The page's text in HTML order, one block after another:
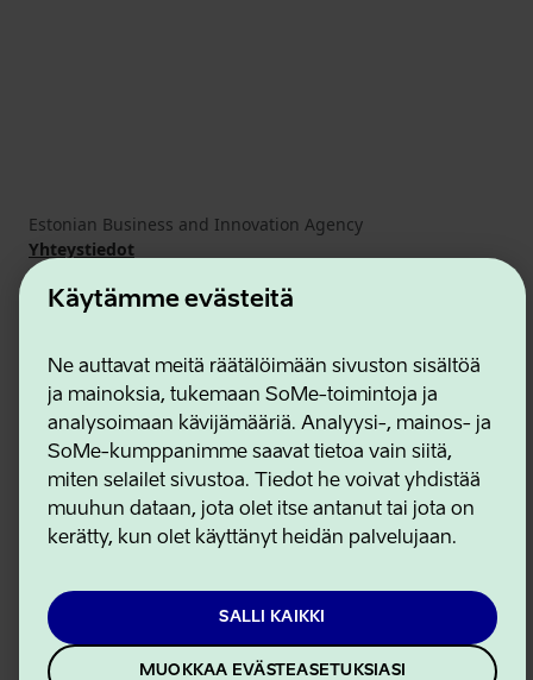
Käytämme evästeitä
Ne auttavat meitä räätälöimään sivuston sisältöä
ja mainoksia, tukemaan SoMe-toimintoja ja
analysoimaan kävijämääriä. Analyysi-, mainos- ja
SoMe-kumppanimme saavat tietoa vain siitä,
miten selailet sivustoa. Tiedot he voivat yhdistää
muuhun dataan, jota olet itse antanut tai jota on
kerätty, kun olet käyttänyt heidän palvelujaan.
SALLI KAIKKI
MUOKKAA EVÄSTEASETUKSIASI
Estonian Business and Innovation Agency
Yhteystiedot
Yhteistyökumppanit
Käyttöehdot